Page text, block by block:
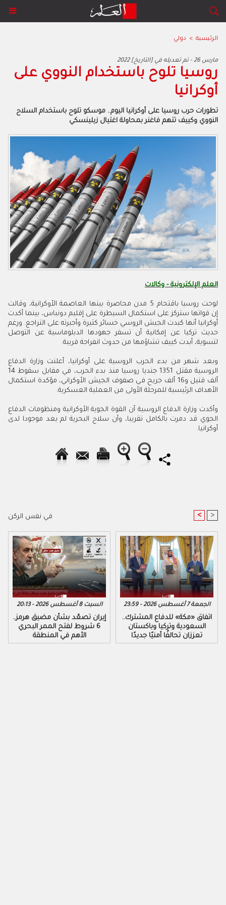
الرئيسية > دولي
2022 مارس 26 - تم تعديله في [التاريخ]
روسيا تلوح باستخدام النووي على
أوكرانيا
تطورات حرب روسيا على أوكرانيا اليوم.. موسكو تلوح باستخدام السلاح
النووي وكييف تتهم فاغنر بمحاولة اغتيال زيلينسكي
العلم الإلكترونية - وكالات
لوحت روسيا باقتحام 5 مدن محاصرة بينها العاصمة الأوكرانية، وقالت
إن قواتها ستركز على استكمال السيطرة على إقليم دونباس، بينما أكدت
أوكرانيا أنها كبدت الجيش الروسي خسائر كثيرة وأجبرته على التراجع. ورغم
حديث تركيا عن إمكانية أن تسفر جهودها الدبلوماسية عن التوصل
لتسوية، أبدت كييف تشاؤمها من حدوث انفراجة قريبة.
وبعد شهر من بدء الحرب الروسية على أوكرانيا، أعلنت وزارة الدفاع
الروسية مقتل 1351 جنديا روسيا منذ بدء الحرب، في مقابل سقوط 14
ألف قتيل و16 ألف جريح في صفوف الجيش الأوكراني، مؤكدة استكمال
الأهداف الرئيسية للمرحلة الأولى من العملية العسكرية.
وأكدت وزارة الدفاع الروسية أن القوة الجوية الأوكرانية ومنظومات الدفاع
الجوي قد دمرت بالكامل تقريبا، وأن سلاح البحرية لم يعد موجودا لدى
أوكرانيا.
في نفس الركن < >
السبت 8 أغسطس 2026 - 20:13
إيران تصعّد بشأن مضيق هرمز..
6 شروط لفتح الممر البحري
الأهم في المنطقة
الجمعة 7 أغسطس 2026 - 23:59
اتفاق «مكة» للدفاع المشترك..
السعودية وتركيا وباكستان
تعززان تحالفًا أمنيًا جديدًا